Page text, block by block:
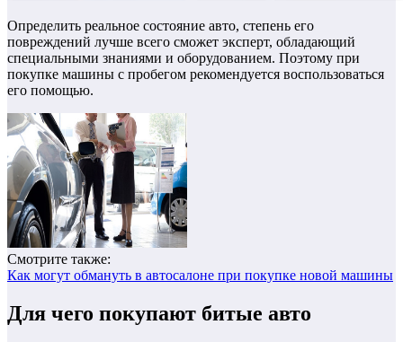
Определить реальное состояние авто, степень его
повреждений лучше всего сможет эксперт, обладающий
специальными знаниями и оборудованием. Поэтому при
покупке машины с пробегом рекомендуется воспользоваться
его помощью.
Смотрите также:
Как могут обмануть в автосалоне при покупке новой машины
Для чего покупают битые авто